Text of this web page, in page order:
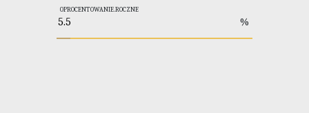
OPROCENTOWANIE.ROCZNE
%